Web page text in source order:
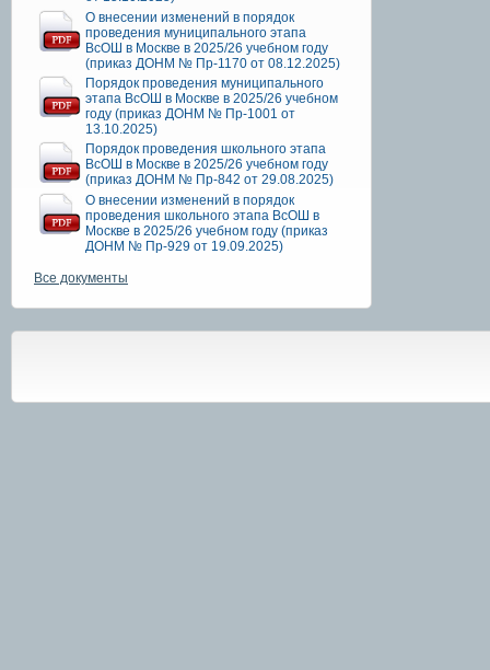
О внесении изменений в порядок
проведения муниципального этапа
ВсОШ в Москве в 2025/26 учебном году
(приказ ДОНМ № Пр-1170 от 08.12.2025)
Порядок проведения муниципального
этапа ВсОШ в Москве в 2025/26 учебном
году (приказ ДОНМ № Пр-1001 от
13.10.2025)
Порядок проведения школьного этапа
ВсОШ в Москве в 2025/26 учебном году
(приказ ДОНМ № Пр-842 от 29.08.2025)
О внесении изменений в порядок
проведения школьного этапа ВсОШ в
Москве в 2025/26 учебном году (приказ
ДОНМ № Пр-929 от 19.09.2025)
Все документы